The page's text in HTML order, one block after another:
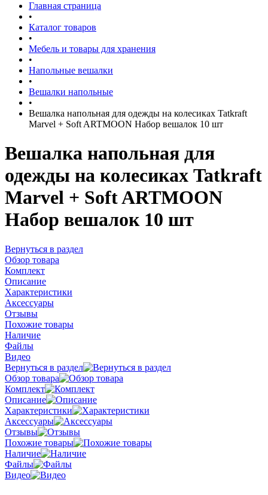
Главная страница
•
Каталог товаров
•
Мебель и товары для хранения
•
Напольные вешалки
•
Вешалки напольные
•
Вешалка напольная для одежды на колесиках Tatkraft
Marvel + Soft ARTMOON Набор вешалок 10 шт
Вешалка напольная для
одежды на колесиках Tatkraft
Marvel + Soft ARTMOON
Набор вешалок 10 шт
Вернуться в раздел
Обзор товара
Комплект
Описание
Характеристики
Аксессуары
Отзывы
Похожие товары
Наличие
Файлы
Видео
Вернуться в раздел
Обзор товара
Комплект
Описание
Характеристики
Аксессуары
Отзывы
Похожие товары
Наличие
Файлы
Видео